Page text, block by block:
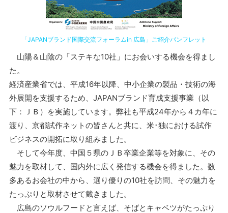
「JAPANブランド国際交流フォーラムin 広島」ご紹介パンフレット
山陽＆山陰の「ステキな10社」にお会いする機会を得まし
た。
経済産業省では、平成16年以降、中小企業の製品・技術の海
外展開を支援するため、JAPANブランド育成支援事業（以
下：ＪＢ）を実施しています。弊社も平成24年から４カ年に
渡り、京都試作ネットの皆さんと共に、米･独における試作
ビジネスの開拓に取り組みました。
そして今年度、中国５県のＪＢ卒業企業等を対象に、その
魅力を取材して、国内外に広く発信する機会を得ました。数
多あるお会社の中から、選り優りの10社を訪問、その魅力を
たっぷりと取材させて戴きました。
広島のソウルフードと言えば、そばとキャベツがたっぷり